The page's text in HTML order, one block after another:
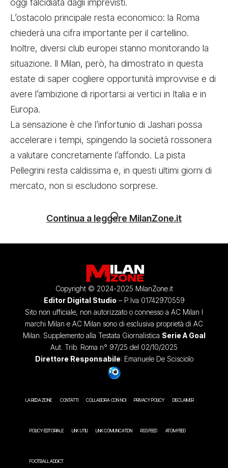
oggi falcidiata dagli imprevisti.
L’ostacolo principale resta economico: la Roma
chiederà una cifra importante per il cartellino.
Inoltre, diversi club europei stanno monitorando la
situazione. Il Milan, però, ha dimostrato in questa
estate di saper cogliere opportunità improvvise e di
avere l’ambizione di riportarsi ai vertici in Italia e in
Europa.
La sensazione è che l’infortunio di Jashari possa
accelerare i tempi, spingendo la società rossonera
a valutare concretamente l’affondo. La pista
Pellegrini resta caldissima e, in questi ultimi giorni di
mercato, non si escludono sorprese.
Continua a leggere MilanZone.it
Copyright © 2024-2025 MilanZone.it
Editor Digital Studio – P.Iva 01742970559
Sito non ufficiale, non autorizzato o connesso a AC Milan I
marchi Milan e AC Milan sono di esclusiva proprietà di AC
Milan. Supplemento alla Testata Giornalistica Serie A Goal
Aut. Trib. Roma n° 97/25 del 02/10/2025
Direttore Responsabile: Emanuele De Scisciolo
LA REDAZIONE CONTATTI COLLABORA CON NOI PRIVACY POLICY DISCLAIMER
POLICY EDITORIALE LINK UTILI LINK COMUNICATION RSS FEED ATOM FEED
FOOTBALL ADDICT